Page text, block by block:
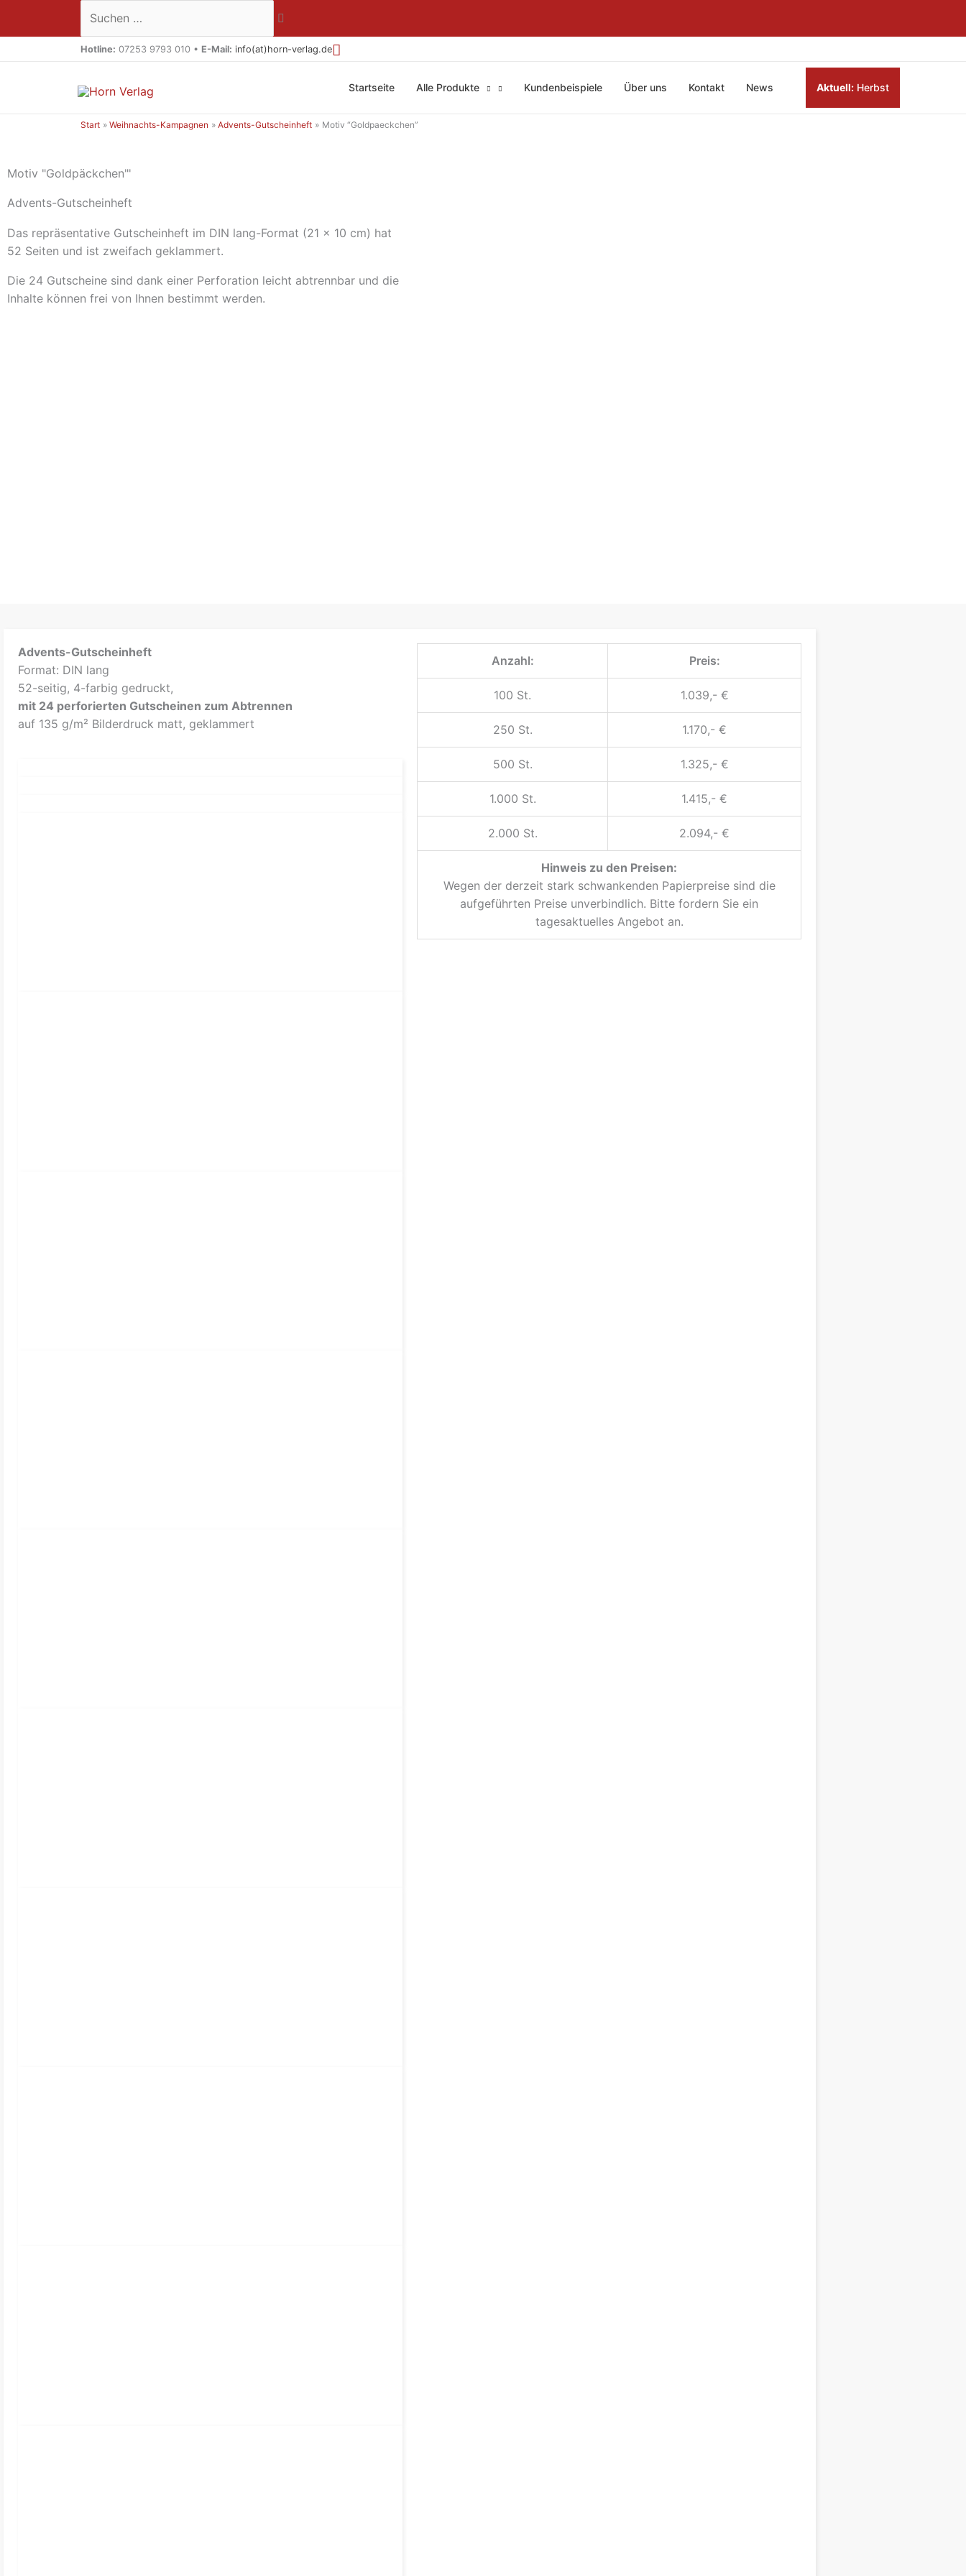
Suchen …
Hotline: 07253 9793 010 • E-Mail: info(at)horn-verlag.de
Startseite Alle Produkte Kundenbeispiele Über uns Kontakt News Aktuell: Herbst
Start Weihnachts-Kampagnen Advents-Gutscheinheft Motiv “Goldpaeckchen”
Motiv "Goldpäckchen"'
Advents-Gutscheinheft
Das repräsentative Gutscheinheft im DIN lang-Format (21 x 10 cm) hat
52 Seiten und ist zweifach geklammert.
Die 24 Gutscheine sind dank einer Perforation leicht abtrennbar und die
Inhalte können frei von Ihnen bestimmt werden.
Advents-Gutscheinheft
Format: DIN lang
52-seitig, 4-farbig gedruckt,
mit 24 perforierten Gutscheinen zum Abtrennen
auf 135 g/m² Bilderdruck matt, geklammert
Anzahl: Preis:
100 St. 1.039,- €
250 St. 1.170,- €
500 St. 1.325,- €
1.000 St. 1.415,- €
2.000 St. 2.094,- €
Hinweis zu den Preisen:
Wegen der derzeit stark schwankenden Papierpreise sind die
aufgeführten Preise unverbindlich. Bitte fordern Sie ein
tagesaktuelles Angebot an.